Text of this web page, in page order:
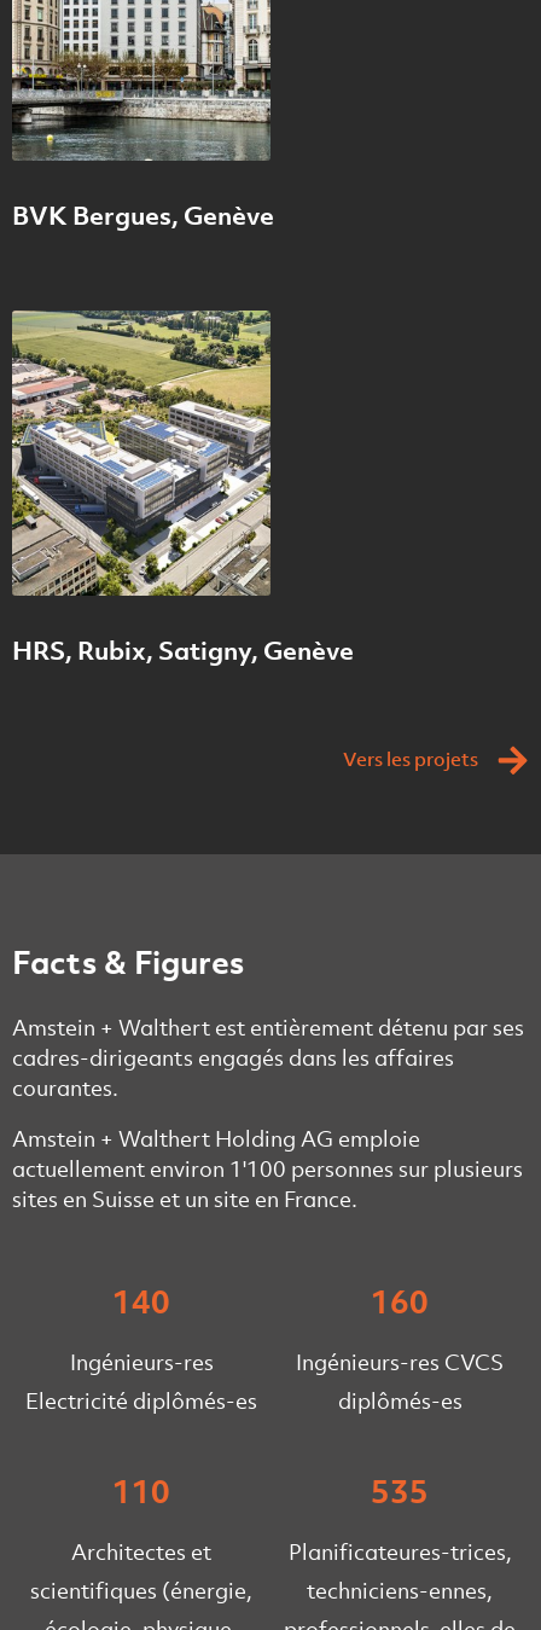
BVK Bergues, Genève
HRS, Rubix, Satigny, Genève
Vers les projets
Facts & Figures
Amstein + Walthert est entièrement détenu par ses
cadres-dirigeants engagés dans les affaires
courantes.
Amstein + Walthert Holding AG emploie
actuellement environ 1'100 personnes sur plusieurs
sites en Suisse et un site en France.
140
Ingénieurs-res
Electricité diplômés-es
160
Ingénieurs-res CVCS
diplômés-es
110
Architectes et
scientifiques (énergie,
535
Planificateures-trices,
techniciens-ennes,